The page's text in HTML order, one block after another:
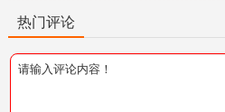
热门评论